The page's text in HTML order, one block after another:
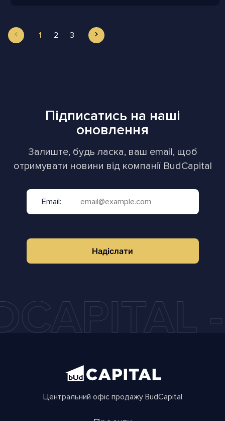
1 2 3
Підписатись на наші
оновлення
Залиште, будь ласка, ваш email, щоб
отримувати новини від компанії BudCapital
Email:
Надіслати
Центральний офіс продажу BudCapital